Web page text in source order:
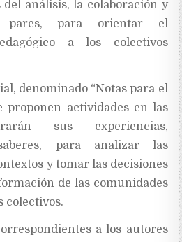
análisis, la colaboración y
para orientar el
a los colectivos
denominado “Notas para el
proponen actividades en las
sus experiencias,
para analizar las
y tomar las decisiones
de las comunidades
colectivos.
a los autores